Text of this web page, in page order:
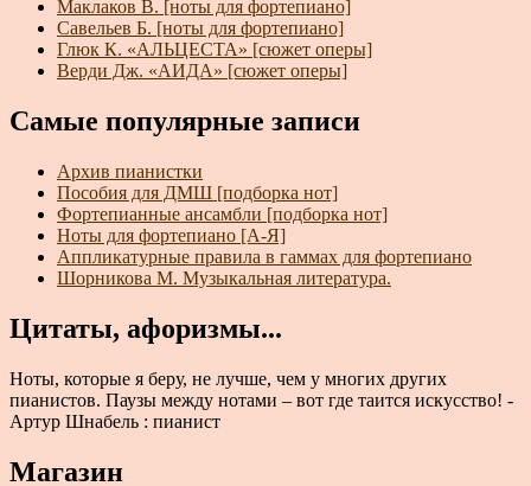
Маклаков В. [ноты для фортепиано]
Савельев Б. [ноты для фортепиано]
Глюк К. «АЛЬЦЕСТА» [сюжет оперы]
Верди Дж. «АИДА» [сюжет оперы]
Самые популярные записи
Архив пианистки
Пособия для ДМШ [подборка нот]
Фортепианные ансамбли [подборка нот]
Ноты для фортепиано [А-Я]
Аппликатурные правила в гаммах для фортепиано
Шорникова М. Музыкальная литература.
Цитаты, афоризмы...
Ноты, которые я беру, не лучше, чем у многих других
пианистов. Паузы между нотами – вот где таится искусство! -
Артур Шнабель : пианист
Магазин